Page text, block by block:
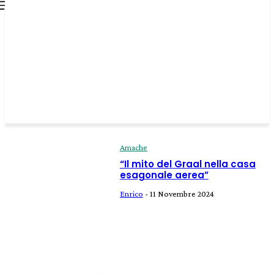
Amache
“Il mito del Graal nella casa
esagonale aerea”
Enrico - 11 Novembre 2024